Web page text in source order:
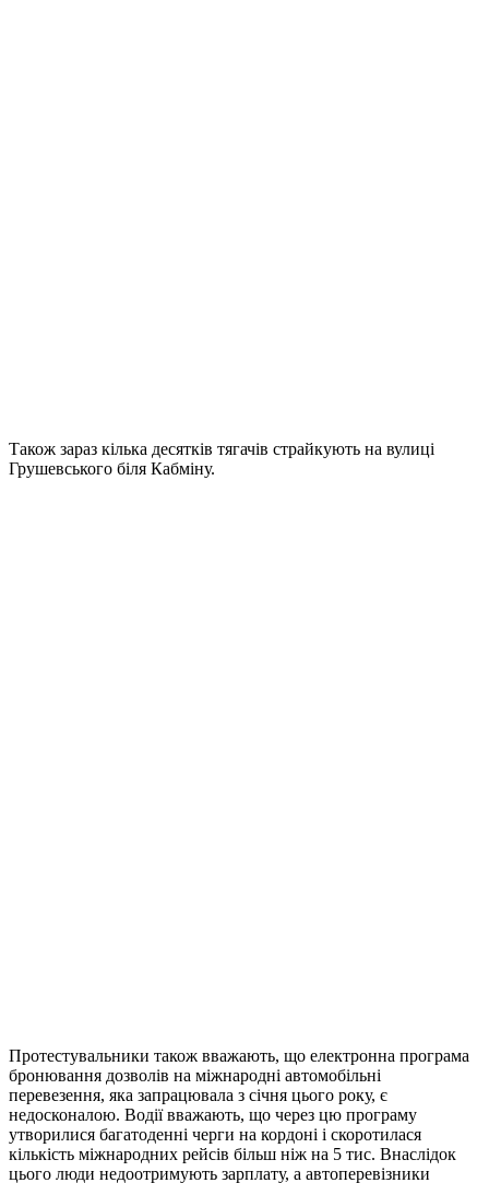
Також зараз кілька десятків тягачів страйкують на вулиці
Грушевського біля Кабміну.
Протестувальники також вважають, що електронна програма
бронювання дозволів на міжнародні автомобільні
перевезення, яка запрацювала з січня цього року, є
недосконалою. Водії вважають, що через цю програму
утворилися багатоденні черги на кордоні і скоротилася
кількість міжнародних рейсів більш ніж на 5 тис. Внаслідок
цього люди недоотримують зарплату, а автоперевізники